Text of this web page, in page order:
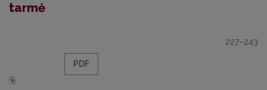
tarmė
227–243
PDF